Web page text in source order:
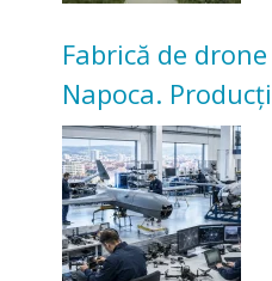
Fabrică de
Napoca.
înceapă în